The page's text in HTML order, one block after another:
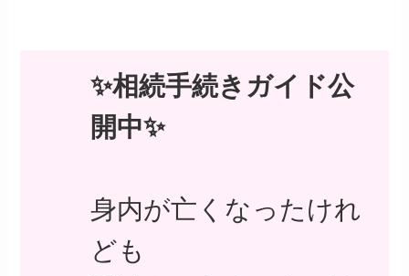
✨相続手続きガイド公
開中✨
身内が亡くなったけれ
ども